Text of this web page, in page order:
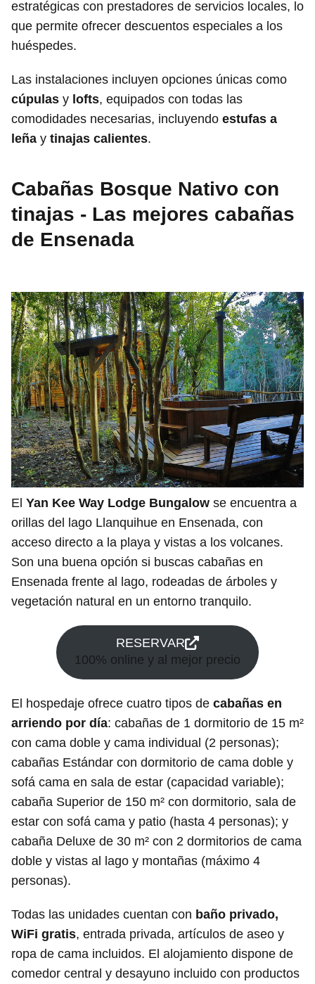
estratégicas con prestadores de servicios locales, lo
que permite ofrecer descuentos especiales a los
huéspedes.
Las instalaciones incluyen opciones únicas como
cúpulas y lofts, equipados con todas las
comodidades necesarias, incluyendo estufas a
leña y tinajas calientes.
Cabañas Bosque Nativo con
tinajas - Las mejores cabañas
de Ensenada
El Yan Kee Way Lodge Bungalow se encuentra a
orillas del lago Llanquihue en Ensenada, con
acceso directo a la playa y vistas a los volcanes.
Son una buena opción si buscas cabañas en
Ensenada frente al lago, rodeadas de árboles y
vegetación natural en un entorno tranquilo.
RESERVAR
100% online y al mejor precio
El hospedaje ofrece cuatro tipos de cabañas en
arriendo por día: cabañas de 1 dormitorio de 15 m²
con cama doble y cama individual (2 personas);
cabañas Estándar con dormitorio de cama doble y
sofá cama en sala de estar (capacidad variable);
cabaña Superior de 150 m² con dormitorio, sala de
estar con sofá cama y patio (hasta 4 personas); y
cabaña Deluxe de 30 m² con 2 dormitorios de cama
doble y vistas al lago y montañas (máximo 4
personas).
Todas las unidades cuentan con baño privado,
WiFi gratis, entrada privada, artículos de aseo y
ropa de cama incluidos. El alojamiento dispone de
comedor central y desayuno incluido con productos